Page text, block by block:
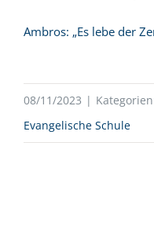
Ambros: „Es lebe der
08/11/2023 |
Evangelische Schule